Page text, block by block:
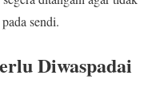
sendi.
Diwaspadai